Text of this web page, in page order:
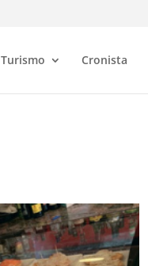
Turismo Cronista